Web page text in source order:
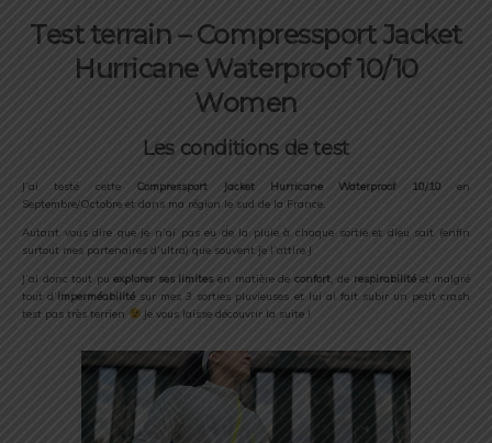
Test terrain – Compressport Jacket
Hurricane Waterproof 10/10
Women
Les conditions de test
J’ai testé cette Compressport Jacket Hurricane Waterproof 10/10 en
Septembre/Octobre et dans ma région le sud de la France.
Autant vous dire que je n’ai pas eu de la pluie à chaque sortie et dieu sait (enfin
surtout mes partenaires d’ultra) que souvent je l’attire J.
J’ai donc tout puexplorer ses limites en matière de confort, de respirabilitéet malgré
tout d’imperméabilité sur mes 3 sorties pluvieuses et lui ai fait subir un petit crash
test pas très terrien
Je vous laisse découvrir la suite !